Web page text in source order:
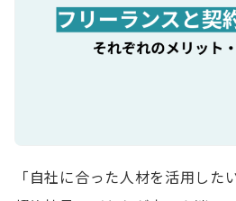
「自社に合った人材を活用した